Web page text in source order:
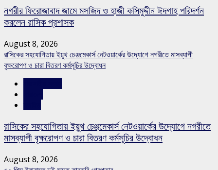
নগরীর ফিরোজাবাদ জামে মসজিদ ও হাজী কসিমুদ্দীন ঈদগাহ পরিদর্শন
করলেন রাসিক প্রশাসক
August 8, 2026
রাসিকের সহযোগিতায় ইয়ুথ চেঞ্জমেকার্স নেটওয়ার্কের উদ্যোগে নগরীতে মাসব্যাপী
বৃক্ষরোপণ ও চারা বিতরণ কর্মসূচির উদ্বোধন
রাসিকের সহযোগিতায় ইয়ুথ চেঞ্জমেকার্স নেটওয়ার্কের উদ্যোগে নগরীতে
মাসব্যাপী বৃক্ষরোপণ ও চারা বিতরণ কর্মসূচির উদ্বোধন
August 8, 2026